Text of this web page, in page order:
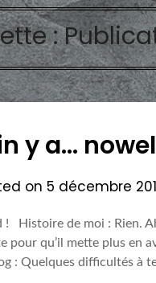
:
y a…
on5 décembre
Histoire de moi : Rien.
pour qu’il mette plus en
: Quelques difficultés à